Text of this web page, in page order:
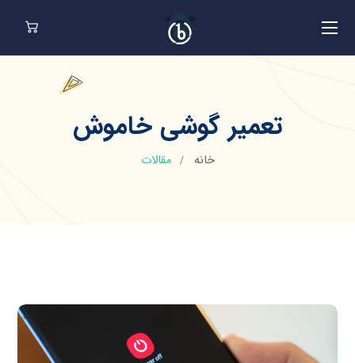
تعمیر گوشی خاموش
خانه مقالات